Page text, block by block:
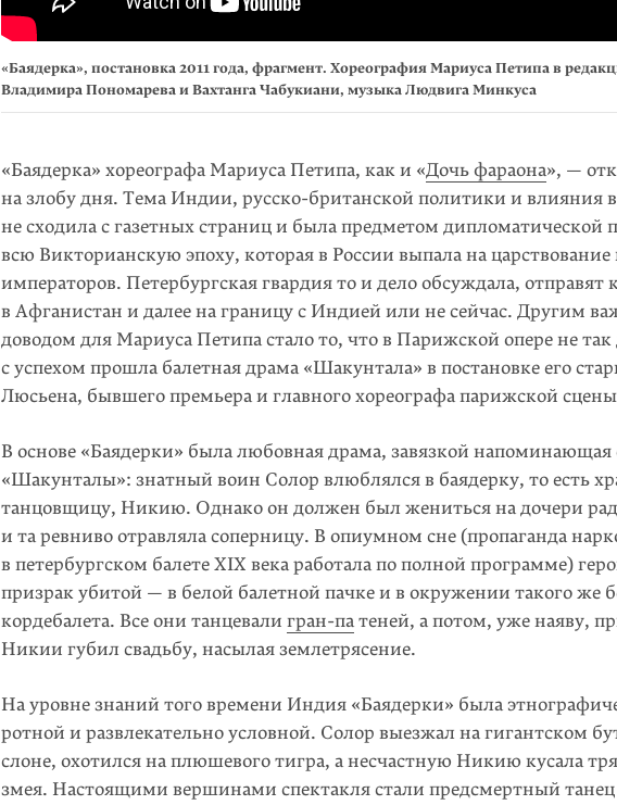
«Баядерка», постановка 2011 года, фрагмент. Хореография Мариуса Петипа в
Владимира Пономарева и Вахтанга Чабукиани, музыка Людвига Минкуса
«Баядерка» хореографа Мариуса Петипа, как и «Дочь фараона», —
на злобу дня. Тема Индии, русско-британской политики и влияния
не сходила с газетных страниц и была предметом дипломатической
всю Викторианскую эпоху, которая в России выпала на царствование
императоров. Петербургская гвардия то и дело обсуждала, отправят
в Афганистан и далее на границу с Индией или не сейчас. Другим
доводом для Мариуса Петипа стало то, что в Па­рижской опере не так
с успехом прошла балетная драма «Шакунтала» в постановке его
Люсьена, бывшего премьера и главного хореографа парижской
В основе «Баядерки» была любовная драма, завязкой
«Шакунталы»: знатный воин Солор влюблялся в баядерку, то есть
танцовщицу, Никию. Однако он должен был жениться на дочери
и та ревниво отравляла соперницу. В опиумном сне (пропаганда
в петербургском балете XIX века работала по полной программе)
призрак убитой — в белой балетной пачке и в окружении такого же
кордебалета. Все они танцевали гран-патеней, а потом, уже наяву,
Никии губил свадьбу, насылая землетрясение.
На уровне знаний того времени Индия «Баядерки» была
ротной и развлекательно условной. Солор выезжал на гигантском
слоне, охотился на плюшевого тигра, а несчастную Никию кусала
змея. Настоящими вершинами спектакля стали предсмертный